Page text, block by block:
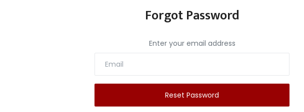
Forgot Password
Enter your email address
Reset Password